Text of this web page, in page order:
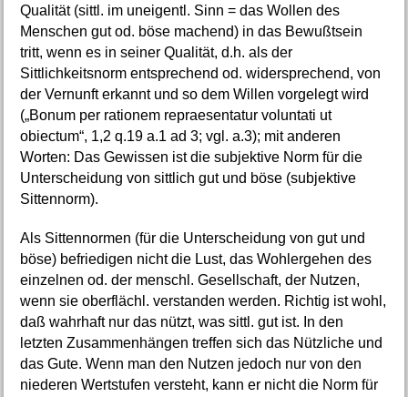
Qualität (sittl. im uneigentl. Sinn = das Wollen des
Menschen gut od. böse machend) in das Bewußtsein
tritt, wenn es in seiner Qualität, d.h. als der
Sittlichkeitsnorm entsprechend od. widersprechend, von
der Vernunft erkannt und so dem Willen vorgelegt wird
(„Bonum per rationem repraesentatur voluntati ut
obiectum“, 1,2 q.19 a.1 ad 3; vgl. a.3); mit anderen
Worten: Das Gewissen ist die subjektive Norm für die
Unterscheidung von sittlich gut und böse (subjektive
Sittennorm).
Als Sittennormen (für die Unterscheidung von gut und
böse) befriedigen nicht die Lust, das Wohlergehen des
einzelnen od. der menschl. Gesellschaft, der Nutzen,
wenn sie oberflächl. verstanden werden. Richtig ist wohl,
daß wahrhaft nur das nützt, was sittl. gut ist. In den
letzten Zusammenhängen treffen sich das Nützliche und
das Gute. Wenn man den Nutzen jedoch nur von den
niederen Wertstufen versteht, kann er nicht die Norm für